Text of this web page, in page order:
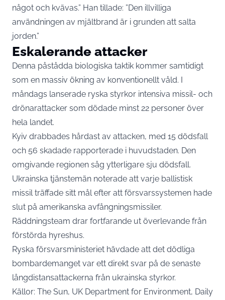
något och kvävas.” Han tillade: ”Den illvilliga
användningen av mjältbrand är i grunden att salta
jorden.”
Eskalerande attacker
Denna påstådda biologiska taktik kommer samtidigt
som en massiv ökning av konventionellt våld. I
måndags lanserade ryska styrkor intensiva missil- och
drönarattacker som dödade minst 22 personer över
hela landet.
Kyiv drabbades hårdast av attacken, med 15 dödsfall
och 56 skadade rapporterade i huvudstaden. Den
omgivande regionen såg ytterligare sju dödsfall.
Ukrainska tjänstemän noterade att varje ballistisk
missil träffade sitt mål efter att försvarssystemen hade
slut på amerikanska avfångningsmissiler.
Räddningsteam drar fortfarande ut överlevande från
förstörda hyreshus.
Ryska försvarsministeriet hävdade att det dödliga
bombardemanget var ett direkt svar på de senaste
långdistansattackerna från ukrainska styrkor.
Källor: The Sun, UK Department for Environment, Daily